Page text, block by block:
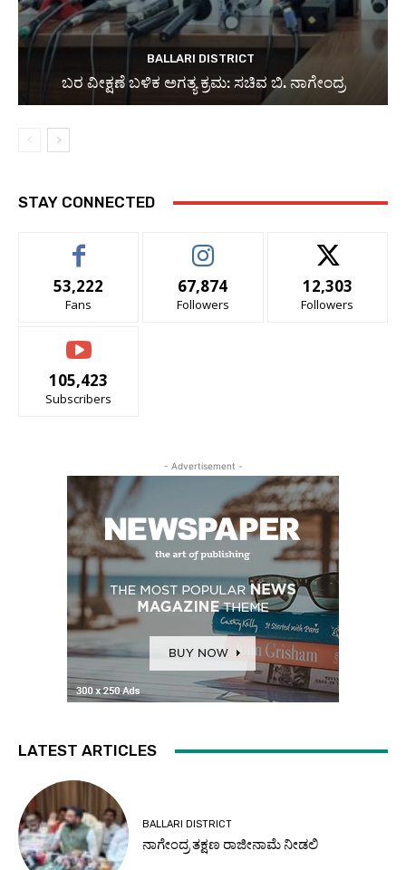
BALLARI DISTRICT
ಬರ ವೀಕ್ಷಣೆ ಬಳಿಕ ಅಗತ್ಯ ಕ್ರಮ: ಸಚಿವ ಬಿ. ನಾಗೇಂದ್ರ
STAY CONNECTED
53,222
Fans
67,874
Followers
12,303
Followers
105,423
Subscribers
- Advertisement -
LATEST ARTICLES
BALLARI DISTRICT
ನಾಗೇಂದ್ರ ತಕ್ಷಣ ರಾಜೀನಾಮೆ ನೀಡಲಿ